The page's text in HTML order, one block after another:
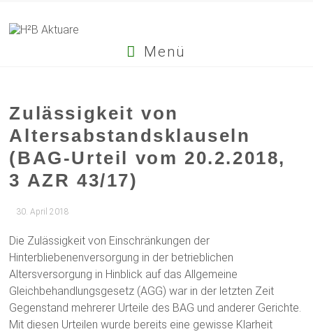
Menü
Zulässigkeit von
Altersabstandsklauseln
(BAG-Urteil vom 20.2.2018,
3 AZR 43/17)
30. April 2018
Die Zulässigkeit von Einschränkungen der
Hinterbliebenenversorgung in der betrieblichen
Altersversorgung in Hinblick auf das Allgemeine
Gleichbehandlungsgesetz (AGG) war in der letzten Zeit
Gegenstand mehrerer Urteile des BAG und anderer Gerichte.
Mit diesen Urteilen wurde bereits eine gewisse Klarheit